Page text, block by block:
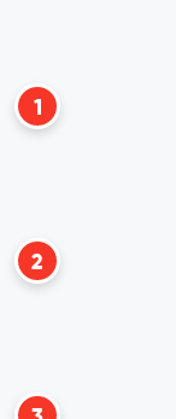
1
2